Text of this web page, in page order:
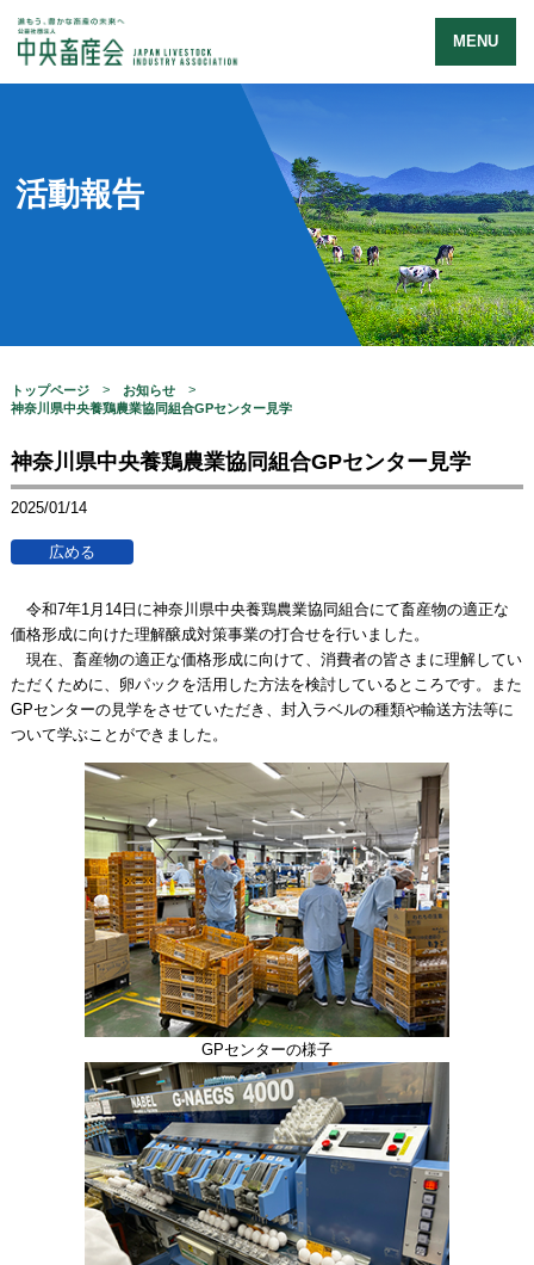
MENU
活動報告
トップページ
お知らせ
神奈川県中央養鶏農業協同組合GPセンター見学
神奈川県中央養鶏農業協同組合GPセンター見学
2025/01/14
令和7年1月14日に神奈川県中央養鶏農業協同組合にて畜産物の適正な
価格形成に向けた理解醸成対策事業の打合せを行いました。
現在、畜産物の適正な価格形成に向けて、消費者の皆さまに理解してい
ただくために、卵パックを活用した方法を検討しているところです。また
GPセンターの見学をさせていただき、封入ラベルの種類や輸送方法等に
ついて学ぶことができました。
GPセンターの様子